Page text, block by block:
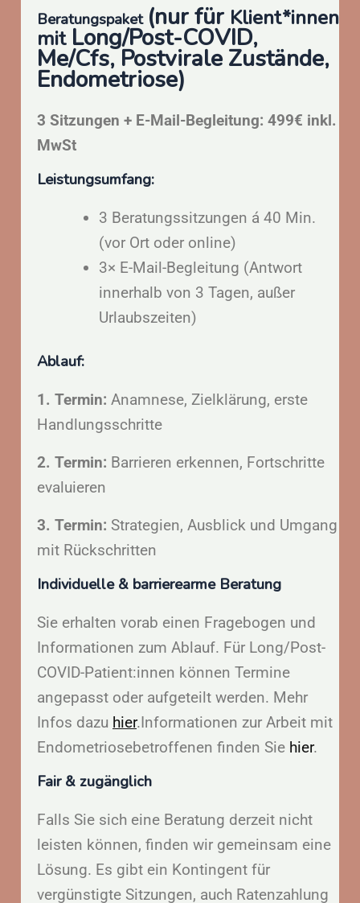
Beratungspaket (nur für Klient*innen
mitLong/Post-COVID,
Me/Cfs, Postvirale Zustände,
Endometriose)
3 Sitzungen + E-Mail-Begleitung: 499€ inkl.
MwSt
Leistungsumfang:
3 Beratungssitzungen á 40 Min.
(vor Ort oder online)
3× E-Mail-Begleitung (Antwort
innerhalb von 3 Tagen, außer
Urlaubszeiten)
Ablauf:
1. Termin: Anamnese, Zielklärung, erste
Handlungsschritte
2. Termin: Barrieren erkennen, Fortschritte
evaluieren
3. Termin: Strategien, Ausblick und Umgang
mit Rückschritten
Individuelle & barrierearme Beratung
Sie erhalten vorab einen Fragebogen und
Informationen zum Ablauf. Für Long/Post-
COVID-Patient:innen können Termine
angepasst oder aufgeteilt werden. Mehr
Infos dazu hier.Informationen zur Arbeit mit
Endometriosebetroffenen finden Sie hier.
Fair & zugänglich
Falls Sie sich eine Beratung derzeit nicht
leisten können, finden wir gemeinsam eine
Lösung. Es gibt ein Kontingent für
vergünstigte Sitzungen, auch Ratenzahlung